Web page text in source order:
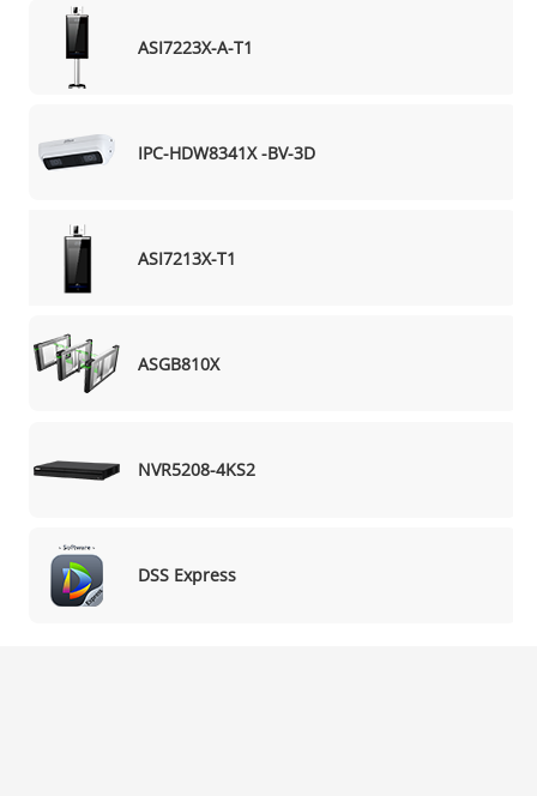
ASI7223X-A-T1
IPC-HDW8341X -BV-3D
ASI7213X-T1
ASGB810X
NVR5208-4KS2
DSS Express